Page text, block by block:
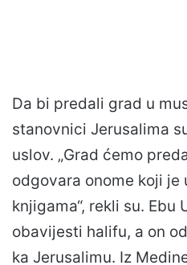
Da bi predali grad u
stanovnici Jerusalima
uslov. „Grad ćemo
odgovara onome koji je
knjigama“, rekli su. Ebu
obavijesti halifu, a on
ka Jerusalimu. Iz